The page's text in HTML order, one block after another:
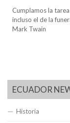
Cumplamos la
incluso el de la
Mark Twain
ECUADOR
Historia